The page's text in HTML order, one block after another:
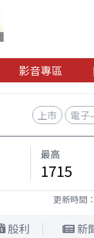
影音專區
上市 電子
最高
1715
更新時間：
股利 新